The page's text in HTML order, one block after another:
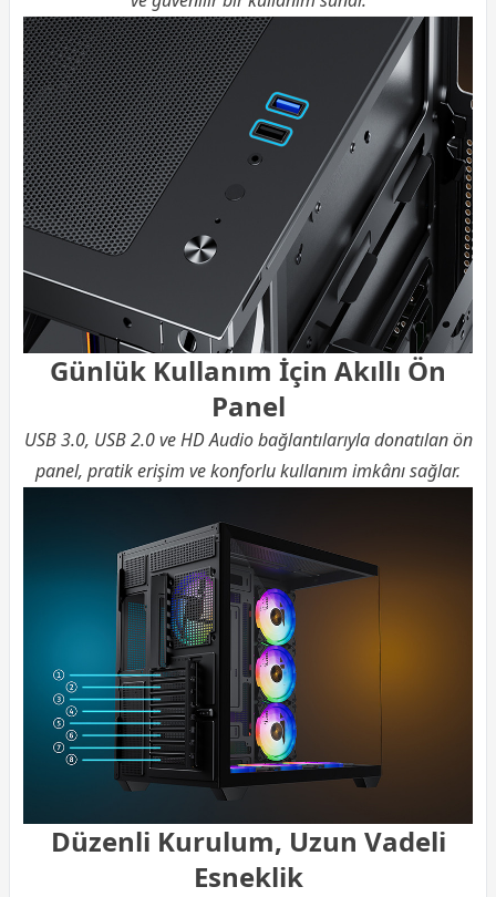
Günlük Kullanım İçin Akıllı Ön
Panel
USB 3.0, USB 2.0 ve HD Audio bağlantılarıyla donatılan ön
panel, pratik erişim ve konforlu kullanım imkânı sağlar.
Düzenli Kurulum, Uzun Vadeli
Esneklik